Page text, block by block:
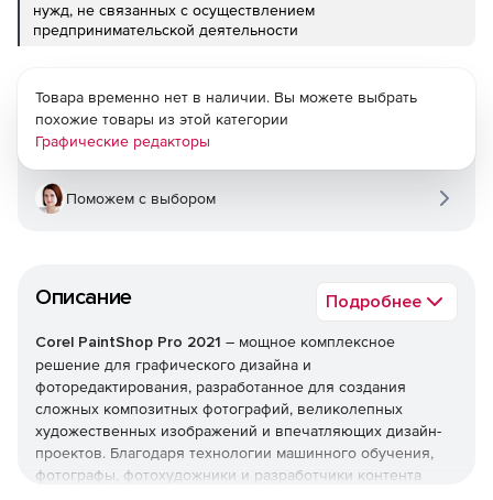
нужд, не связанных с осуществлением
предпринимательской деятельности
Описание Подробнее
Corel PaintShop Pro 2021 – мощное комплексное
решение для графического дизайна и
фоторедактирования, разработанное для создания
сложных композитных фотографий, великолепных
художественных изображений и впечатляющих дизайн-
проектов. Благодаря технологии машинного обучения,
фотографы, фотохудожники и разработчики контента
Товара временно нет в наличии. Вы можете выбрать
похожие товары из этой категории
Графические редакторы
Поможем с выбором